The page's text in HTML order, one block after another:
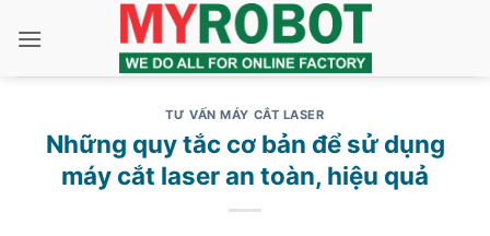
qua
TƯ VẤN MÁY CẮT LASER
Những quy tắc cơ bản để sử dụng
máy cắt laser an toàn, hiệu quả